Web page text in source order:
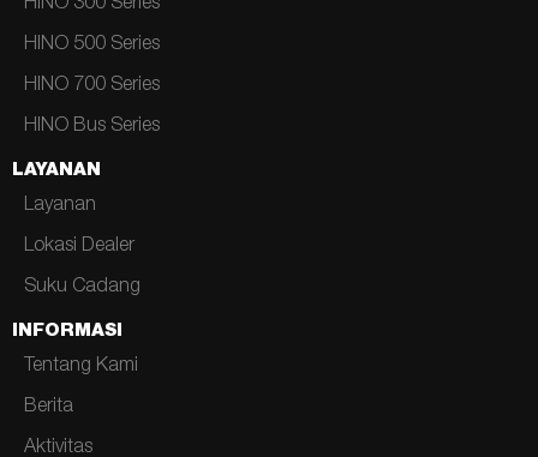
HINO 300 Series
HINO 500 Series
HINO 700 Series
HINO Bus Series
LAYANAN
Layanan
Lokasi Dealer
Suku Cadang
INFORMASI
Tentang Kami
Berita
Aktivitas